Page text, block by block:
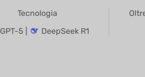
Tecnologia
GPT-5 |
DeepSeek R1